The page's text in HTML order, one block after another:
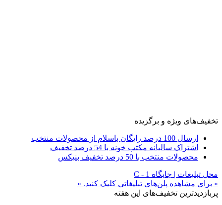
تخفیف‌های ویژه و برگزیده
ارسال 100 درصد رایگان باسلام از محصولات منتخب
اشتراک سالیانه مکتب خونه با 54 درصد تخفیف
محصولات منتخب با 50 درصد تخفیف بنیکس
محل تبلیغات | جایگاه C - 1
« برای مشاهده پلن‌های تبلیغاتی کلیک کنید. »
پربازدیدترین تخفیف‌های این هفته